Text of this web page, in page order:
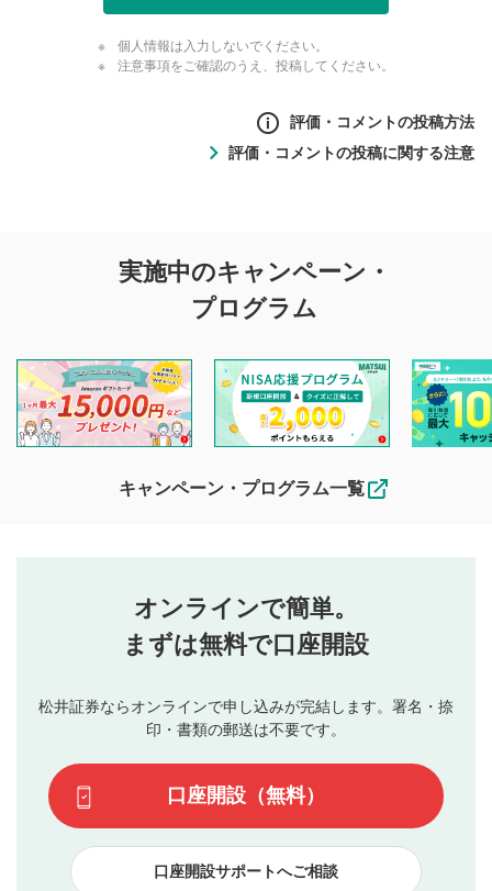
個人情報は入力しないでください。
注意事項をご確認のうえ、投稿してください。
評価・コメントの投稿方法
投稿するボタン
星で評価をすると投稿できます。（お名前とコメント
動画の評価
です）
評価・コメントの投稿に関する注意
投稿に関する注意
を目的として、各動画コンテンツに、評価およびコメントの
投稿ができます。利用者は以下の注意事項をご理解のうえ、
閲覧および投稿を行うものとしてください。
他の利用者が動画を視聴される際の参考になるコメントをお
待ちしております。
なお、投稿をもって、本注意事項に同意されたものとみなし
行ってください。
当社は、利用者同士、もしくは利用者と第三者間のトラ
ブルによって生じた損害に対して一切の責任を負いませ
評価およびコメントは当社にて審査のうえ、掲載となり
ます。掲載されるまでに日数がかかる場合や掲載されない
てはお答えできません。各動画コンテンツへの掲載をもっ
て結果のご連絡といたします。ご了承ください。
下記の項目に該当すると判断された投稿内容は、掲載を
見合わせる場合がございます。
本動画コンテンツとは無関係の内容の投稿
実施中のキャンペーン・
プログラム
キャンペーン・プログラム一覧
オンラインで簡単。
まずは無料で口座開設
松井証券ならオンラインで申し込みが完結します。署名・捺
印・書類の郵送は不要です。
口座開設（無料）
口座開設サポートへご相談